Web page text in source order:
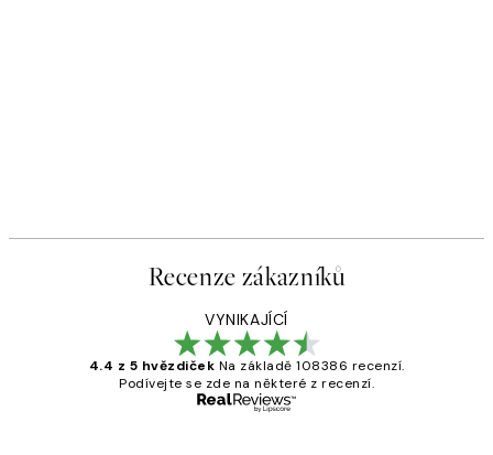
Recenze zákazníků
VYNIKAJÍCÍ
4.4 z 5 hvězdiček Na základě 108386 recenzí.
Podívejte se zde na některé z recenzí.